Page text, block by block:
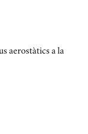
aerostàtics a la